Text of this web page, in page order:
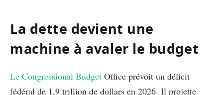
La dette devient une
machine à avaler le budget
Le Congressional Budget Office prévoit un déficit
fédéral de 1,9 trillion de dollars en 2026. Il projette